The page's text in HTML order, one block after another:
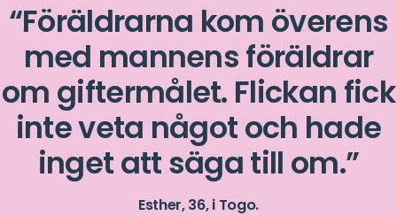
Föräldrarna kom överens
med mannens föräldrar
om giftermålet. Flickan fick
inte veta något och hade
inget att säga till om.
Esther, 36, i Togo.